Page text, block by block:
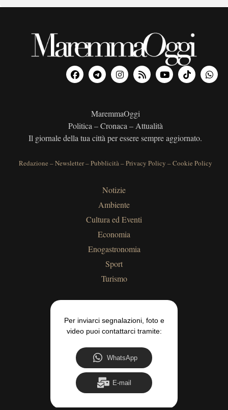
MaremmaOggi
Politica – Cronaca – Attualità
Il giornale della tua città per essere sempre aggiornato.
Redazione –Newsletter–Pubblicità–Privacy Policy –Cookie Policy
Notizie
Ambiente
Cultura ed Eventi
Economia
Enogastronomia
Sport
Turismo
Per inviarci segnalazioni, foto e
video puoi contattarci tramite:
WhatsApp
E-mail